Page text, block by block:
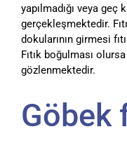
yapılmadığı veya geç
gerçekleşmektedir.
dokularının girmesi
Fıtık boğulması
gözlenmektedir.
Göbek